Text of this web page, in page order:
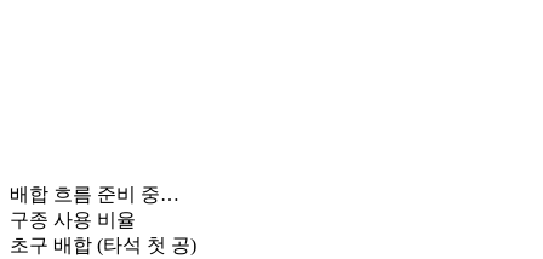
배합 흐름 준비 중…
구종 사용 비율
초구 배합 (타석 첫 공)